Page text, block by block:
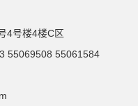
4号楼4楼C区
55069508 55061584